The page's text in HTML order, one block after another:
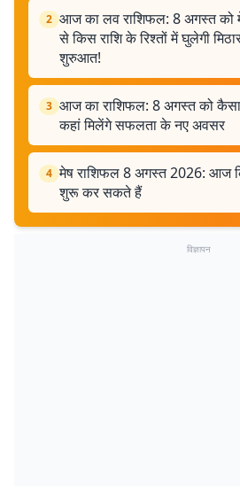
2 आज का लव राशिफल: 8 अगस्त को
से किस राशि के रिश्तों में घुलेगी
शुरुआत!
3 आज का राशिफल: 8 अगस्त को
कहां मिलेंगे सफलता के नए अवसर
4 मेष राशिफल 8 अगस्त 2026: आज
शुरू कर सकते हैं
विज्ञापन